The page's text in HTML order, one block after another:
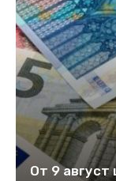
От 9 август